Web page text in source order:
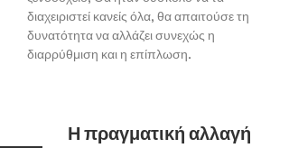
διαχειριστεί κανείς όλα, θα απαιτούσε τη
δυνατότητα να αλλάζει συνεχώς η
διαρρύθμιση και η επίπλωση.
Η πραγματική αλλαγή